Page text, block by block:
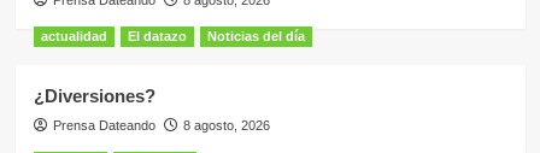
actualidad El datazo Noticias del día
¿Diversiones?
Prensa Dateando 8 agosto, 2026